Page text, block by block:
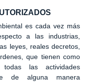
es cada vez más
a las industrias,
leyes, reales decretos,
que tienen como
las actividades
de alguna manera